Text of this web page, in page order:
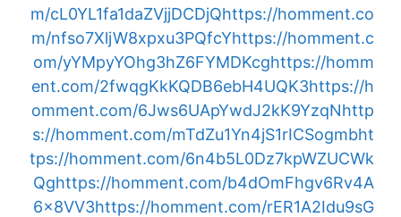
m/cL0YL1fa1daZVjjDCDjQhttps://homment.co
m/nfso7XljW8xpxu3PQfcYhttps://homment.c
om/yYMpyYOhg3hZ6FYMDKcghttps://homm
ent.com/2fwqgKkKQDB6ebH4UQK3https://h
omment.com/6Jws6UApYwdJ2kK9YzqNhttp
s://homment.com/mTdZu1Yn4jS1rICSogmbht
tps://homment.com/6n4b5L0Dz7kpWZUCWk
Qghttps://homment.com/b4dOmFhgv6Rv4A
6x8VV3https://homment.com/rER1A2Idu9sG